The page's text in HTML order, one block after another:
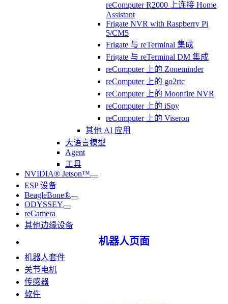
reComputer R2000 上连接 Home
Assistant
Frigate NVR with Raspberry Pi
5/CM5
Frigate 与 reTerminal 集成
Frigate 与 reTerminal DM 集成
reComputer 上的 Zoneminder
reComputer 上的 go2rtc
reComputer 上的 Moonfire NVR
reComputer 上的 iSpy
reComputer 上的 Viseron
其他 AI 应用
大语言模型
Agent
工具
NVIDIA® Jetson™
ESP 设备
BeagleBone®
ODYSSEY
reCamera
其他边缘设备
机器人页面
机器人套件
关节电机
传感器
软件